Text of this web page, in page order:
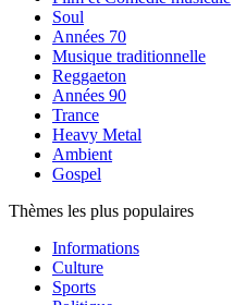
Soul
Années 70
Musique traditionnelle
Reggaeton
Années 90
Trance
Heavy Metal
Ambient
Gospel
Thèmes les plus populaires
Informations
Culture
Sports